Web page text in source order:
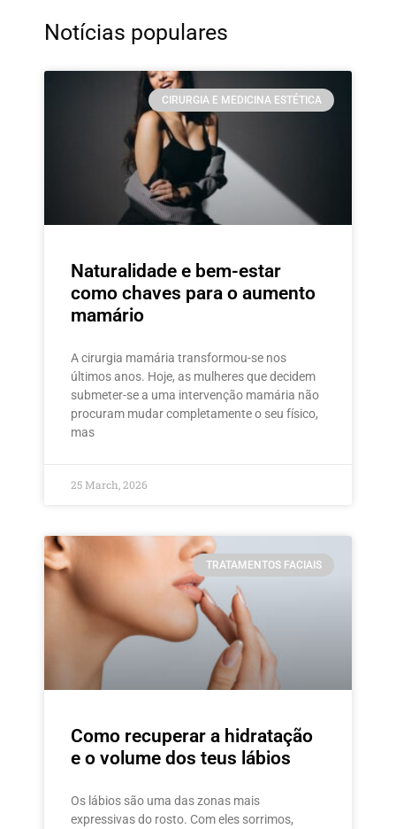
Notícias populares
CIRURGIA E MEDICINA ESTÉTICA
Naturalidade e bem-estar
como chaves para o aumento
mamário
A cirurgia mamária transformou-se nos
últimos anos. Hoje, as mulheres que decidem
submeter-se a uma intervenção mamária não
procuram mudar completamente o seu físico,
mas
25 March, 2026
TRATAMENTOS FACIAIS
Como recuperar a hidratação
e o volume dos teus lábios
Os lábios são uma das zonas mais
expressivas do rosto. Com eles sorrimos,